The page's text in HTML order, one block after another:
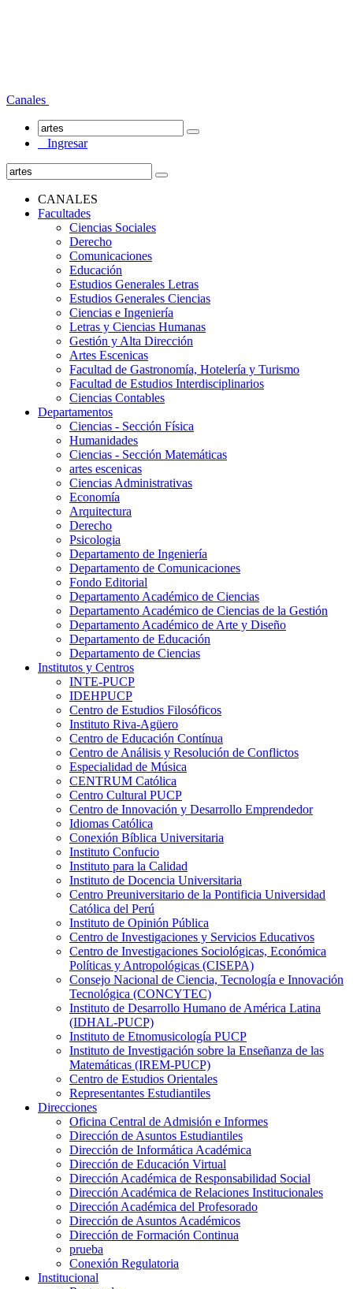
Canales
Ingresar
CANALES
Facultades
Ciencias Sociales
Derecho
Comunicaciones
Educación
Estudios Generales Letras
Estudios Generales Ciencias
Ciencias e Ingeniería
Letras y Ciencias Humanas
Gestión y Alta Dirección
Artes Escenicas
Facultad de Gastronomía, Hotelería y Turismo
Facultad de Estudios Interdisciplinarios
Ciencias Contables
Departamentos
Ciencias - Sección Física
Humanidades
Ciencias - Sección Matemáticas
artes escenicas
Ciencias Administrativas
Economía
Arquitectura
Derecho
Psicologia
Departamento de Ingeniería
Departamento de Comunicaciones
Fondo Editorial
Departamento Académico de Ciencias
Departamento Académico de Ciencias de la Gestión
Departamento Académico de Arte y Diseño
Departamento de Educación
Departamento de Ciencias
Institutos y Centros
INTE-PUCP
IDEHPUCP
Centro de Estudios Filosóficos
Instituto Riva-Agüero
Centro de Educación Contínua
Centro de Análisis y Resolución de Conflictos
Especialidad de Música
CENTRUM Católica
Centro Cultural PUCP
Centro de Innovación y Desarrollo Emprendedor
Idiomas Católica
Conexión Bíblica Universitaria
Instituto Confucio
Instituto para la Calidad
Instituto de Docencia Universitaria
Centro Preuniversitario de la Pontificia Universidad
Católica del Perú
Instituto de Opinión Pública
Centro de Investigaciones y Servicios Educativos
Centro de Investigaciones Sociológicas, Económica
Políticas y Antropológicas (CISEPA)
Consejo Nacional de Ciencia, Tecnología e Innovación
Tecnológica (CONCYTEC)
Instituto de Desarrollo Humano de América Latina
(IDHAL-PUCP)
Instituto de Etnomusicología PUCP
Instituto de Investigación sobre la Enseñanza de las
Matemáticas (IREM-PUCP)
Centro de Estudios Orientales
Representantes Estudiantiles
Direcciones
Oficina Central de Admisión e Informes
Dirección de Asuntos Estudiantiles
Dirección de Informática Académica
Dirección de Educación Virtual
Dirección Académica de Responsabilidad Social
Dirección Académica de Relaciones Institucionales
Dirección Académica del Profesorado
Dirección de Asuntos Académicos
Dirección de Formación Continua
prueba
Conexión Regulatoria
Institucional